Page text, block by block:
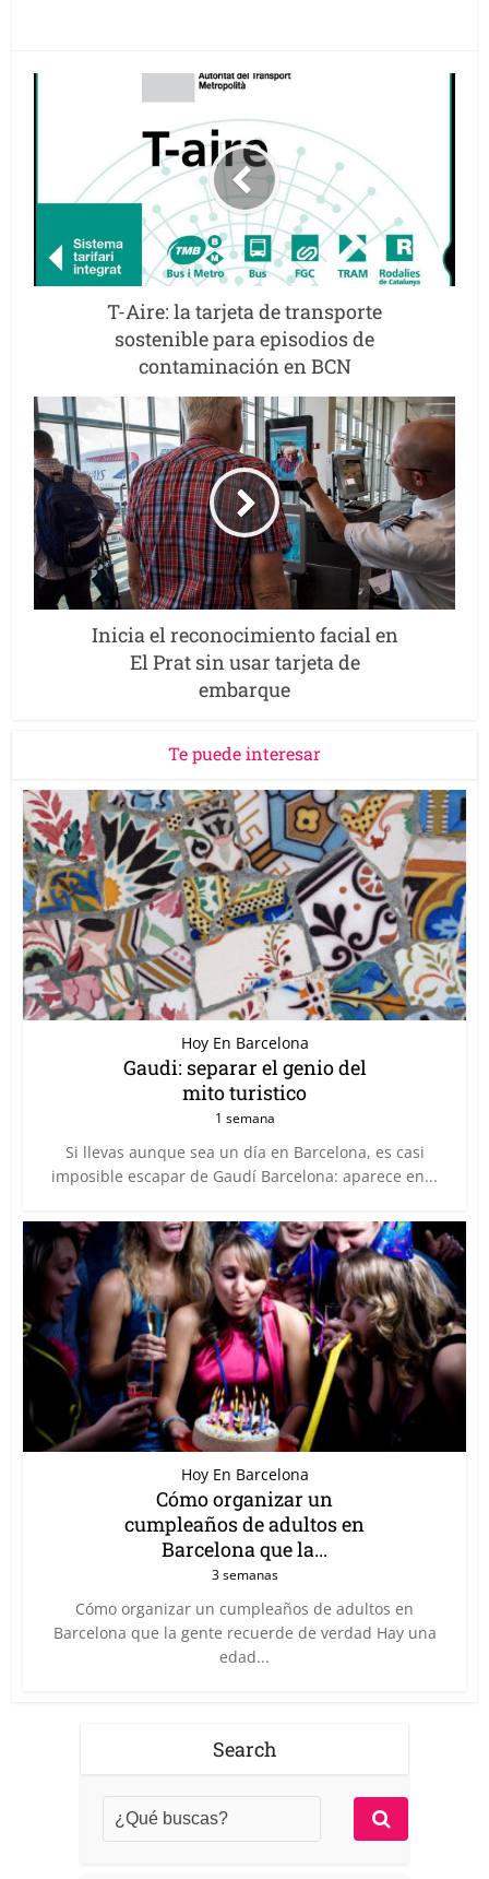
T-Aire: la tarjeta de transporte
sostenible para episodios de
contaminación en BCN
Inicia el reconocimiento facial en
El Prat sin usar tarjeta de
embarque
Te puede interesar
Hoy En Barcelona
Gaudi: separar el genio del
mito turistico
1 semana
Si llevas aunque sea un día en Barcelona, es casi
imposible escapar de Gaudí Barcelona: aparece en...
Hoy En Barcelona
Cómo organizar un
cumpleaños de adultos en
Barcelona que la...
3 semanas
Cómo organizar un cumpleaños de adultos en
Barcelona que la gente recuerde de verdad Hay una
edad...
Search